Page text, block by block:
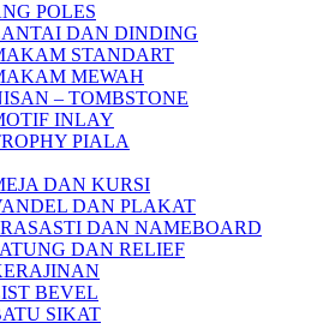
POLES
DAN DINDING
STANDART
MEWAH
– TOMBSTONE
INLAY
PIALA
DAN KURSI
DAN PLAKAT
DAN NAMEBOARD
DAN RELIEF
BEVEL
SIKAT